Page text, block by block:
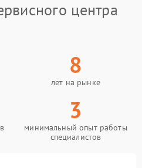
центра
8
лет на рынке
3
минимальный опыт работы
специалистов